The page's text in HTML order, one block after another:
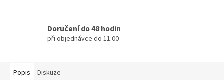
Doručení do 48 hodin
při objednávce do 11:00
Popis Diskuze